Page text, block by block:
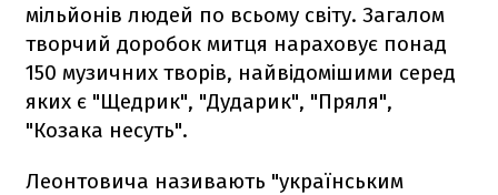
мільйонів людей по всьому світу. Загалом
творчий доробок митця нараховує понад
150 музичних творів, найвідомішими серед
яких є "Щедрик", "Дударик", "Пряля",
"Козака несуть".
Леонтовича називають "українським